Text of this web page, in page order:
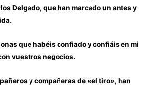
Delgado, que han marcado un antes y
que habéis confiado y confiáis en mi
vuestros negocios.
y compañeras de «el tiro», han